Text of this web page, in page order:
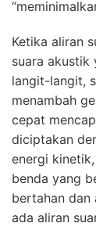
Ketika aliran
suara akustik
langit-langit,
menambah
cepat
diciptakan
energi
benda yang
bertahan dan
ada aliran